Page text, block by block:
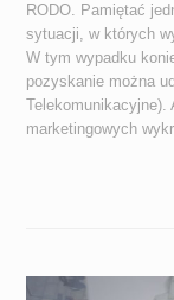
RODO. Pamiętać
sytuacji, w których
W tym wypadku
pozyskanie można
marketingowych